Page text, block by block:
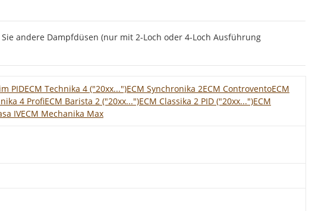
andere Dampfdüsen (nur mit 2-Loch oder 4-Loch Ausführung
PIDECM Technika 4 ("20xx...")ECM Synchronika 2ECM ControventoECM
4 ProfiECM Barista 2 ("20xx...")ECM Classika 2 PID ("20xx...")ECM
IVECM Mechanika Max